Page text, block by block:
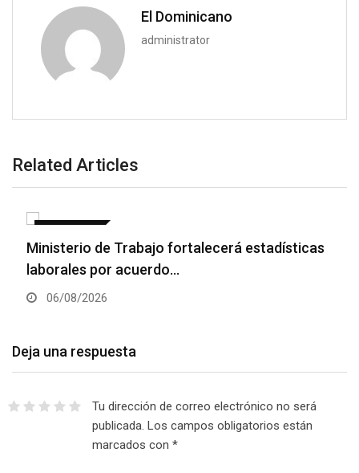
El Dominicano
administrator
Related Articles
Ministerio de Trabajo fortalecerá estadísticas
laborales por acuerdo…
06/08/2026
Deja una respuesta
Tu dirección de correo electrónico no será
publicada. Los campos obligatorios están
marcados con *